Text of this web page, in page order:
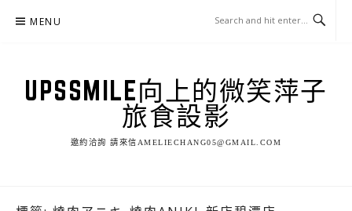
MENU
UPSSMILE向上的微笑萍子
旅食設影
邀約洽詢 請來信AMELIECHANG05@GMAIL.COM